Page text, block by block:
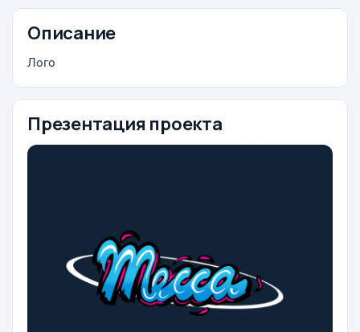
Описание
Лого
Презентация проекта